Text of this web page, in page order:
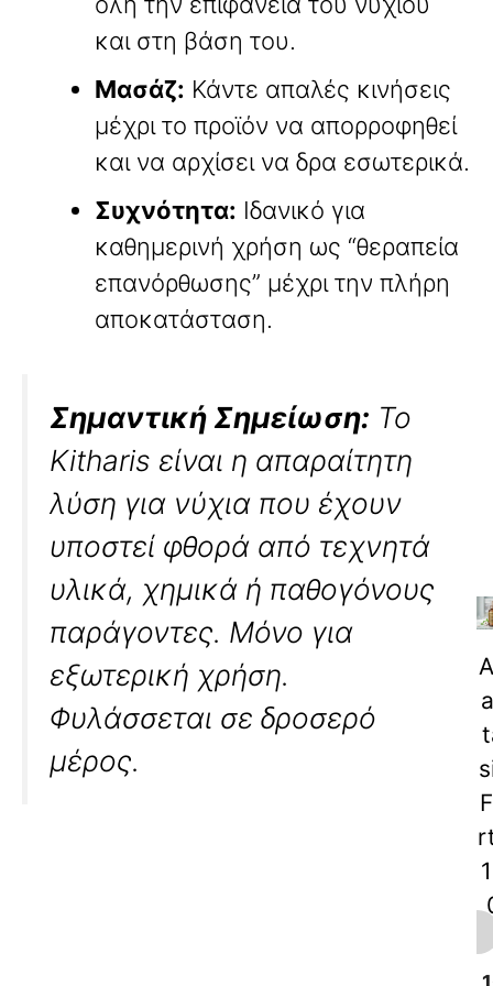
και στη βάση του.
Μασάζ: Κάντε απαλές κινήσεις
μέχρι το προϊόν να απορροφηθεί
και να αρχίσει να δρα εσωτερικά.
Συχνότητα: Ιδανικό για
καθημερινή χρήση ως “θεραπεία
επανόρθωσης” μέχρι την πλήρη
αποκατάσταση.
Σημαντική Σημείωση: Το
Kitharis είναι η απαραίτητη
λύση για νύχια που έχουν
υποστεί φθορά από τεχνητά
υλικά, χημικά ή παθογόνους
παράγοντες. Μόνο για
εξωτερική χρήση.
Φυλάσσεται σε δροσερό
μέρος.